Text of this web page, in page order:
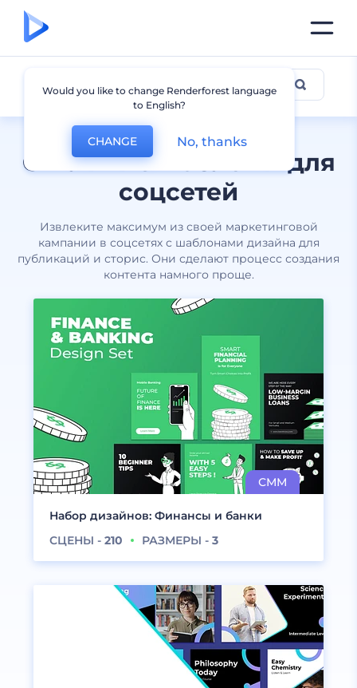
Стильные шаблоны для
соцсетей
Извлеките максимум из своей маркетинговой
кампании в соцсетях с шаблонами дизайна для
публикаций и сторис. Они сделают процесс создания
контента намного проще.
Для соцсетей
Набор дизайнов: Финансы и банки
СЦЕНЫ - 210 РАЗМЕРЫ - 3
Would you like to change Renderforest language
to English?
CHANGE No, thanks